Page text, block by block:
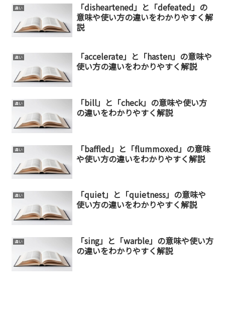
違い
「disheartened」と「defeated」の
意味や使い方の違いをわかりやすく解
説
違い
「accelerate」と「hasten」の意味や
使い方の違いをわかりやすく解説
違い
「bill」と「check」の意味や使い方
の違いをわかりやすく解説
違い
「baffled」と「flummoxed」の意味
や使い方の違いをわかりやすく解説
違い
「quiet」と「quietness」の意味や
使い方の違いをわかりやすく解説
違い
「sing」と「warble」の意味や使い方
の違いをわかりやすく解説